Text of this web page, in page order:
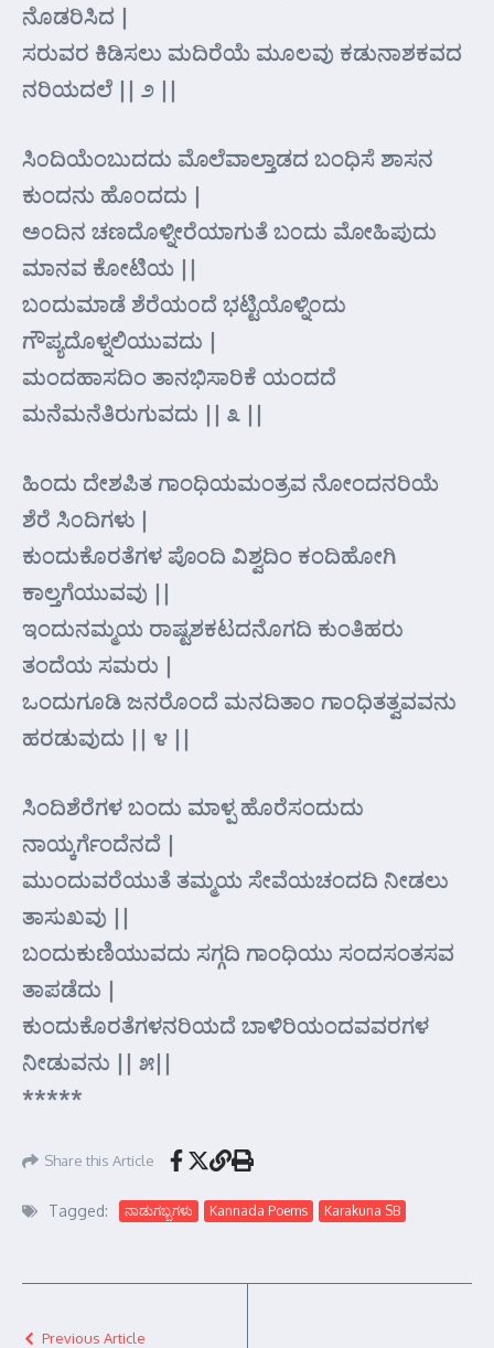
ನೊಡರಿಸಿದ |
ಸರುವರ ಕಿಡಿಸಲು ಮದಿರೆಯೆ ಮೂಲವು ಕಡುನಾಶಕವದ
ನರಿಯದಲೆ || ೨ ||
ಸಿ೦ದಿಯೆಂಬುದದು ಮೊಲೆವಾಲ್ತಾಡದ ಬಂಧಿಸೆ ಶಾಸನ
ಕುಂದನು ಹೊ೦ದದು |
ಅ೦ದಿನ ಚಣದೊಳ್ನೀರೆಯಾಗುತೆ ಬ೦ದು ಮೋಹಿಪುದು
ಮಾನವ ಕೋಟಿಯ ||
ಬ೦ದುಮಾಡೆ ಶೆರೆಯ೦ದೆ ಭಟ್ಟಿಯೊಳ್ನಿ೦ದು
ಗೌಪ್ಯದೊಳ್ನಲಿಯುವದು |
ಮಂದಹಾಸದಿಂ ತಾನಭಿಸಾರಿಕೆ ಯಂದದೆ
ಮನೆಮನೆತಿರುಗುವದು || ೩ ||
ಹಿಂದು ದೇಶಪಿತ ಗಾಂಧಿಯಮಂತ್ರವ ನೋಂದನರಿಯೆ
ಶೆರೆ ಸಿ೦ದಿಗಳು |
ಕುಂದುಕೊರತೆಗಳ ಪೊಂದಿ ವಿಶ್ವದಿಂ ಕಂದಿಹೋಗಿ
ಕಾಲ್ತಗೆಯುವವು ||
ಇಂದುನಮ್ಮಯ ರಾಷ್ಟಶಕಟದನೊಗದಿ ಕುಂತಿಹರು
ತಂದೆಯ ಸಮರು |
ಒಂದುಗೂಡಿ ಜನರೊಂದೆ ಮನದಿತಾ೦ ಗಾ೦ಧಿತತ್ವವವನು
ಹರಡುವುದು || ೪ ||
ಸಿಂದಿಶೆರೆಗಳ ಬಂದು ಮಾಳ್ಪ ಹೊರೆಸಂದುದು
ನಾಯ್ಕರ್ಗೆಂದೆನದೆ |
ಮುಂದುವರೆಯುತೆ ತಮ್ಮಯ ಸೇವೆಯಚಂದದಿ ನೀಡಲು
ತಾಸುಖವು ||
ಬಂದುಕುಣಿಯುವದು ಸಗ್ಗದಿ ಗಾಂಧಿಯು ಸಂದಸಂತಸವ
ತಾಪಡೆದು |
ಕುಂದುಕೊರತೆಗಳನರಿಯದೆ ಬಾಳಿರಿಯಂದವವರಗಳ
ನೀಡುವನು || ೫||
*****
Share this Article
Tagged: ನಾಡುಗಬ್ಬಗಳು Kannada Poems Karakuna SB
Previous Article